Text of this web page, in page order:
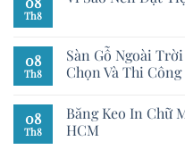
Th8
08
Th8
Sàn Gỗ Ngoài
Chọn Và Thi Công
08
Th8
Băng Keo In Chữ
HCM